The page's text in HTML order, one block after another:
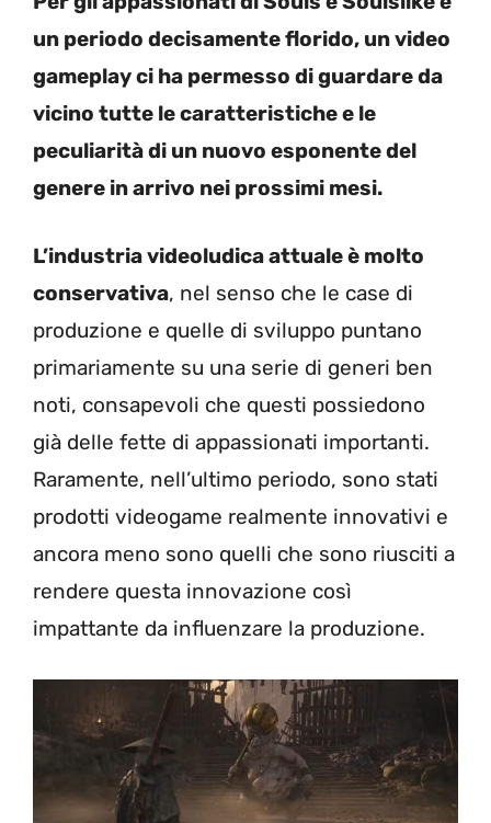
un periodo decisamente florido, un video
gameplay ci ha permesso di guardare da
vicino tutte le caratteristiche e le
peculiarità di un nuovo esponente del
genere in arrivo nei prossimi mesi.
L’industria videoludica attuale è molto
conservativa, nel senso che le case di
produzione e quelle di sviluppo puntano
primariamente su una serie di generi ben
noti, consapevoli che questi possiedono
già delle fette di appassionati importanti.
Raramente, nell’ultimo periodo, sono stati
prodotti videogame realmente innovativi e
ancora meno sono quelli che sono riusciti a
rendere questa innovazione così
impattante da influenzare la produzione.